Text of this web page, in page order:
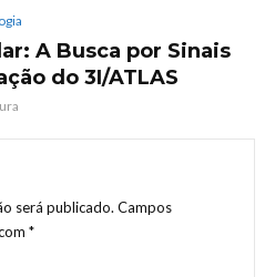
A Busca por Sinais
do 3I/ATLAS
será publicado. Campos
*